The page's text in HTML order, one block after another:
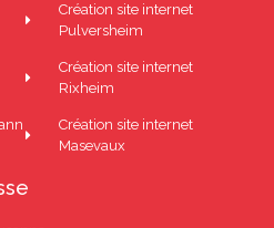
Création site internet
Pulversheim
Création site internet
Rixheim
Création site internet
Masevaux